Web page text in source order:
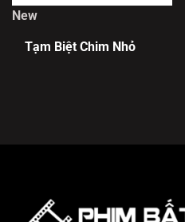
New
Tạm Biệt Chim Nhỏ